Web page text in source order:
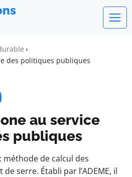
des politiques publiques
au service
publiques
méthode de calcul des
serre. Établi par l’ADEME, il